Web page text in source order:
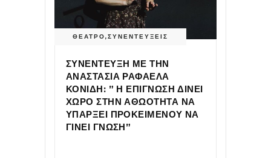
ΘΕΑΤΡΟ,ΣΥΝΕΝΤΕΥΞΕΙΣ
ΣΥΝΕΝΤΕΥΞΗ ΜΕ ΤΗΝ
ΑΝΑΣΤΑΣΙΑ ΡΑΦΑΕΛΑ
ΚΟΝΙΔΗ: ” Η ΕΠΙΓΝΩΣΗ ΔΙΝΕΙ
ΧΩΡΟ ΣΤΗΝ ΑΘΩΟΤΗΤΑ ΝΑ
ΥΠΑΡΞΕΙ ΠΡΟΚΕΙΜΕΝΟΥ ΝΑ
ΓΙΝΕΙ ΓΝΩΣΗ”